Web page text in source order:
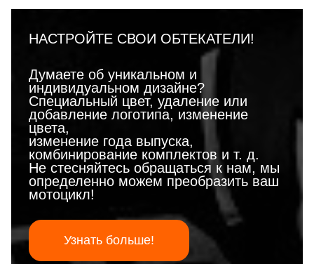
НАСТРОЙТЕ СВОИ ОБТЕКАТЕЛИ!
Думаете об уникальном и
индивидуальном дизайне?
Специальный цвет, удаление или
добавление логотипа, изменение
цвета,
изменение года выпуска,
комбинирование комплектов и т. д.
Не стесняйтесь обращаться к нам, мы
определенно можем преобразить ваш
мотоцикл!
Узнать больше!